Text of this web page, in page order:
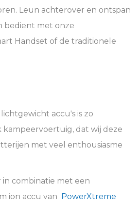
Leun achterover en ontspan
bedient met onze
Handset of de traditionele
accu's is zo
kampeervoertuig, dat wij deze
met veel enthousiasme
combinatie met een
ion accu van PowerXtreme